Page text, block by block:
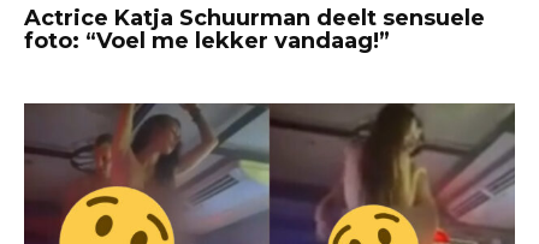
Actrice Katja Schuurman deelt sensuele
foto: “Voel me lekker vandaag!”